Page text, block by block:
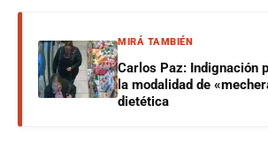
MIRÁ TAMBIÉN
Carlos Paz: Indignación
la modalidad de
dietética